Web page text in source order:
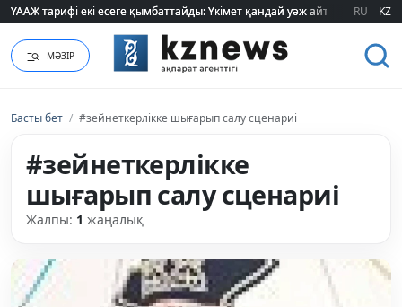
ҮААЖ тарифі екі есеге қымбаттайды: Үкімет қандай уәж айтады?
ҮААЖ тарифі екі есеге қымбаттайды: Үкімет қандай уәж айтады? RU KZ
МӘЗІР
Басты бет / #зейнеткерлікке шығарып салу сценариі
#зейнеткерлікке
шығарып салу сценариі
Жалпы: 1 жаңалық